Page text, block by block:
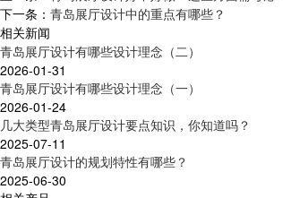
下一条： 青岛展厅设计中的重点有哪些？
相关新闻
青岛展厅设计有哪些设计理念（二）
2026-01-31
青岛展厅设计有哪些设计理念（一）
2026-01-24
几大类型青岛展厅设计要点知识，你知道吗？
2025-07-11
青岛展厅设计的规划特性有哪些？
2025-06-30